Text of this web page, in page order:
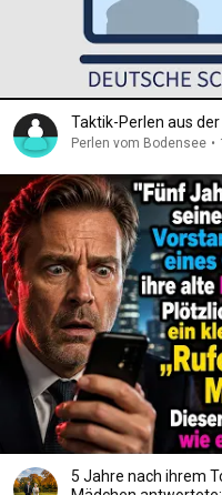
Taktik-Perlen aus der
Perlen vom Bodensee •
5 Jahre nach ihrem